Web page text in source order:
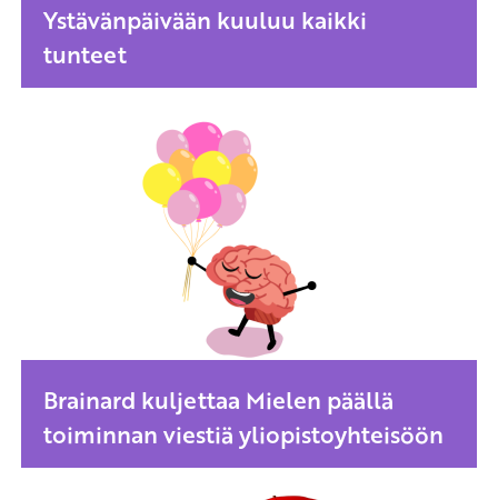
Ystävänpäivään kuuluu kaikki
tunteet
Brainard kuljettaa Mielen päällä
toiminnan viestiä yliopistoyhteisöön